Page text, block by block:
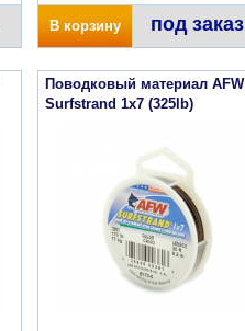
В корзину под заказ
Поводковый материал AFW
Surfstrand 1x7 (325lb)